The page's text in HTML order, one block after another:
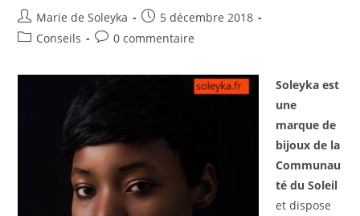
Auteur/autrice
de
Marie de Soleyka
Publication
publiée :
5 décembre 2018
PostConseils
Commentaires
la
0 commentaire
Soleyka est
une
marque de
bijoux de la
Communau
té du Soleil
et dispose